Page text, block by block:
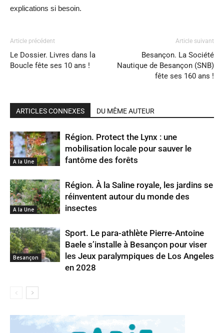
explications si besoin.
Article précédent
Le Dossier. Livres dans la
Boucle fête ses 10 ans !
Article suivant
Besançon. La Société
Nautique de Besançon (SNB)
fête ses 160 ans !
ARTICLES CONNEXES DU MÊME AUTEUR
A la Une
Région. Protect the Lynx : une
mobilisation locale pour sauver le
fantôme des forêts
A la Une
Région. À la Saline royale, les jardins se
réinventent autour du monde des
insectes
Besançon
Sport. Le para-athlète Pierre-Antoine
Baele s’installe à Besançon pour viser
les Jeux paralympiques de Los Angeles
en 2028